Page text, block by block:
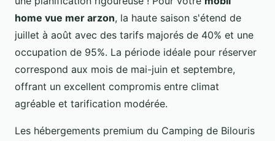
home vue mer arzon, la haute saison s'étend de
juillet à août avec des tarifs majorés de 40% et une
occupation de 95%. La période idéale pour réserver
correspond aux mois de mai-juin et septembre,
offrant un excellent compromis entre climat
agréable et tarification modérée.
Les hébergements premium du Camping de Bilouris